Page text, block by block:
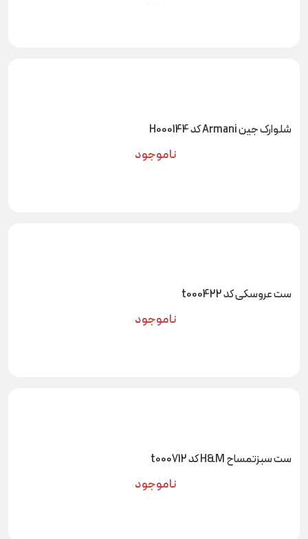
شلوارک جین Armani کد H000144
ناموجود
ست عروسکی کد t000422
ناموجود
ست سبزتمساح H&M کد t000712
ناموجود